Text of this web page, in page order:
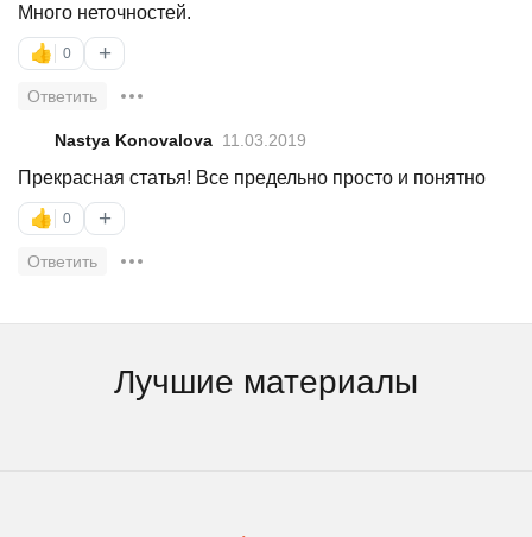
Много неточностей.
👍 0 +
Ответить
Nastya Konovalova 11.03.2019
Прекрасная статья! Все предельно просто и понятно
👍 0 +
Ответить
Лучшие материалы